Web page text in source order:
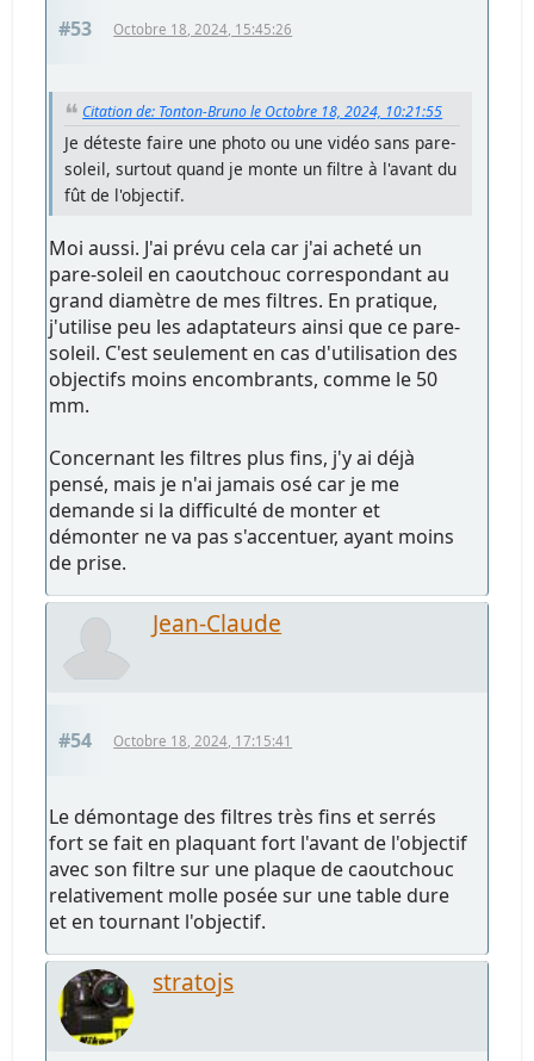
#53 Octobre 18, 2024, 15:45:26
Citation de: Tonton-Bruno le Octobre 18, 2024, 10:21:55
Je déteste faire une photo ou une vidéo sans pare-
soleil, surtout quand je monte un filtre à l'avant du
fût de l'objectif.
Moi aussi. J'ai prévu cela car j'ai acheté un
pare-soleil en caoutchouc correspondant au
grand diamètre de mes filtres. En pratique,
j'utilise peu les adaptateurs ainsi que ce pare-
soleil. C'est seulement en cas d'utilisation des
objectifs moins encombrants, comme le 50
mm.
Concernant les filtres plus fins, j'y ai déjà
pensé, mais je n'ai jamais osé car je me
demande si la difficulté de monter et
démonter ne va pas s'accentuer, ayant moins
de prise.
Jean-Claude
#54 Octobre 18, 2024, 17:15:41
Le démontage des filtres très fins et serrés
fort se fait en plaquant fort l'avant de l'objectif
avec son filtre sur une plaque de caoutchouc
relativement molle posée sur une table dure
et en tournant l'objectif.
stratojs